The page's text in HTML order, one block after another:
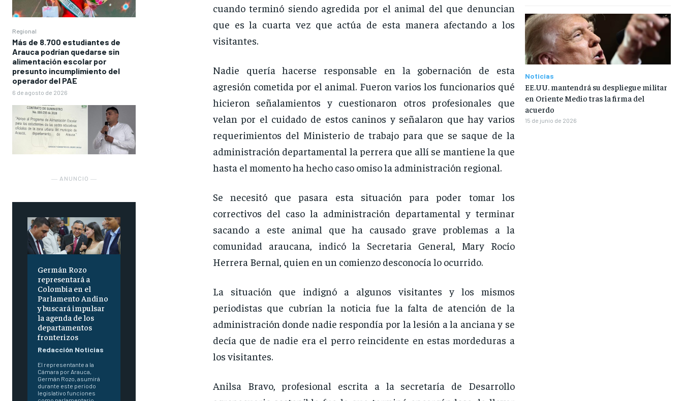
Regional
Más de 8.700 estudiantes de
Arauca podrían quedarse sin
alimentación escolar por
presunto incumplimiento del
operador del PAE
6 de agosto de 2026
― ANUNCIO ―
Germán Rozo
representará a
Colombia en el
Parlamento Andino
y buscará impulsar
la agenda de los
departamentos
fronterizos
Redacción Noticias
El representante a la
Cámara por Arauca,
Germán Rozo, asumirá
durante este periodo
legislativo funciones
cuando terminó siendo agredida por el animal del que denuncian
que es la cuarta vez que actúa de esta manera afectando a los
visitantes.
Nadie quería hacerse responsable en la gobernación de esta
agresión cometida por el animal. Fueron varios los funcionarios qué
hicieron señalamientos y cuestionaron otros profesionales que
velan por el cuidado de estos caninos y señalaron que hay varios
requerimientos del Ministerio de trabajo para que se saque de la
administración departamental la perrera que allí se mantiene la que
hasta el momento ha hecho caso omiso la administración regional.
Se necesitó que pasara esta situación para poder tomar los
correctivos del caso la administración departamental y terminar
sacando a este animal que ha causado grave problemas a la
comunidad araucana, indicó la Secretaria General, Mary Rocío
Herrera Bernal, quien en un comienzo desconocía lo ocurrido.
La situación que indignó a algunos visitantes y los mismos
periodistas que cubrían la noticia fue la falta de atención de la
administración donde nadie respondía por la lesión a la anciana y se
decía que de nadie era el perro reincidente en estas mordeduras a
los visitantes.
Anilsa Bravo, profesional escrita a la secretaría de Desarrollo
Noticias
EE.UU. mantendrá su despliegue militar
en Oriente Medio tras la firma del
acuerdo
15 de junio de 2026